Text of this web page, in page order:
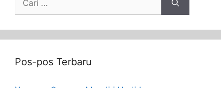
Pos-pos Terbaru